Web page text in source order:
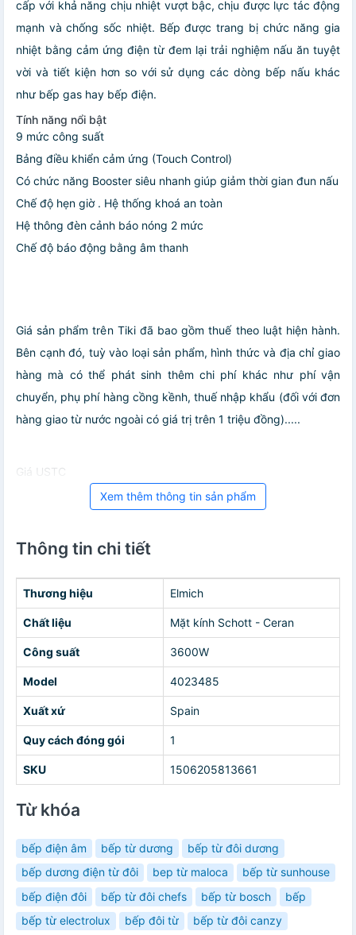
cấp với khả năng chịu nhiệt vượt bậc, chịu được lực tác động
mạnh và chống sốc nhiệt. Bếp được trang bị chức năng gia
nhiệt bằng cảm ứng điện từ đem lại trải nghiệm nấu ăn tuyệt
vời và tiết kiện hơn so với sử dụng các dòng bếp nấu khác
như bếp gas hay bếp điện.
Tính năng nổi bật
9 mức công suất
Bảng điều khiển cảm ứng (Touch Control)
Có chức năng Booster siêu nhanh giúp giảm thời gian đun nấu
Chế độ hẹn giờ . Hệ thống khoá an toàn
Hệ thông đèn cảnh báo nóng 2 mức
Chế độ báo động bằng âm thanh
Giá sản phẩm trên Tiki đã bao gồm thuế theo luật hiện hành.
Bên cạnh đó, tuỳ vào loại sản phẩm, hình thức và địa chỉ giao
hàng mà có thể phát sinh thêm chi phí khác như phí vận
chuyển, phụ phí hàng cồng kềnh, thuế nhập khẩu (đối với đơn
hàng giao từ nước ngoài có giá trị trên 1 triệu đồng).....
Giá USTC
Xem thêm thông tin sản phẩm
Thông tin chi tiết
Thương hiệu Elmich
Chất liệu Mặt kính Schott - Ceran
Công suất 3600W
Model 4023485
Xuất xứ Spain
Quy cách đóng gói 1
SKU 1506205813661
Từ khóa
bếp điện âm bếp từ dương
bếp từ đôi dương
bếp dương điện từ đôi
bep từ maloca
bếp từ sunhouse
bếp điện đôi
bếp từ đôi chefs bếp từ bosch
bếp
bếp từ electrolux
bếp đôi từ
bếp từ đôi canzy